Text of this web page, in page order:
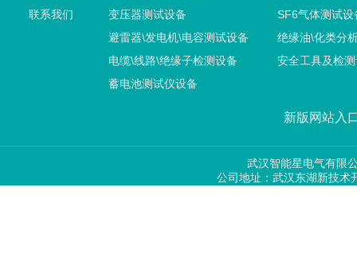
联系我们
变压器测试设备
避雷器\发电机\电容测试设备
电缆\线路\绝缘子检测设备
蓄电池测试仪设备
SF6气体测试设
绝缘油\化类分
安全工具及检
新版网站入
武汉智能星电气有限
公司地址：武汉东湖新技术